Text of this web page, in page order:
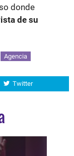
donde
de su
Agencia
Twitter